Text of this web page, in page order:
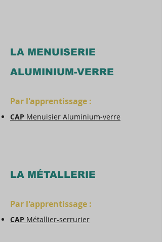
LA MENUISERIE
ALUMINIUM-VERRE
Par l'apprentissage :
CAP Menuisier Aluminium-verre
LA MÉTALLERIE
Par l'apprentissage :
CAP Métallier-serrurier